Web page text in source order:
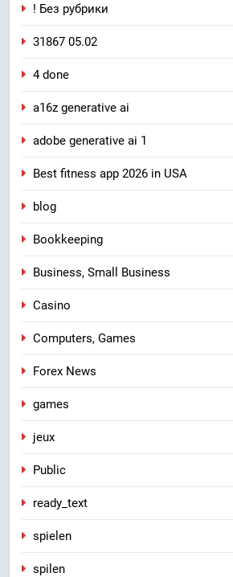
! Без рубрики
31867 05.02
4 done
a16z generative ai
adobe generative ai 1
Best fitness app 2026 in USA
blog
Bookkeeping
Business, Small Business
Casino
Computers, Games
Forex News
games
jeux
Public
ready_text
spielen
spilen